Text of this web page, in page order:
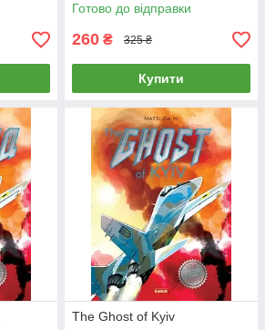
Готово до відправки
260 ₴ 325 ₴
Купити
The Ghost of Kyiv